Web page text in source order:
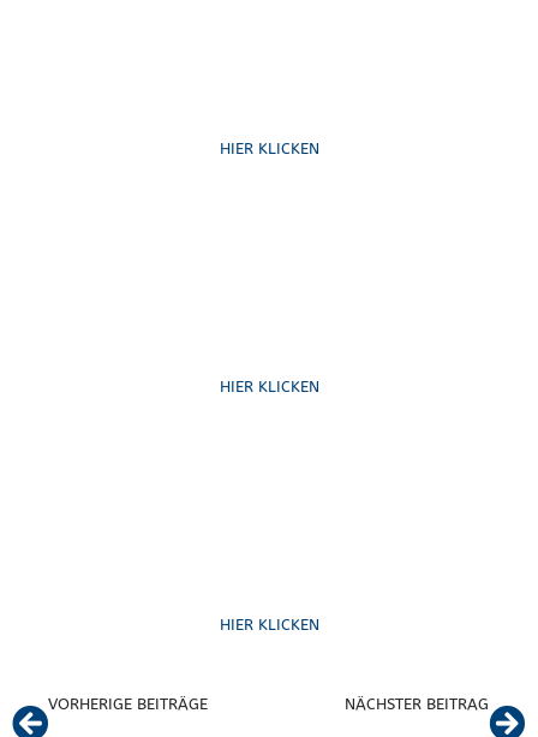
HIER KLICKEN
HIER KLICKEN
HIER KLICKEN
VORHERIGE BEITRÄGE NÄCHSTER BEITRAG